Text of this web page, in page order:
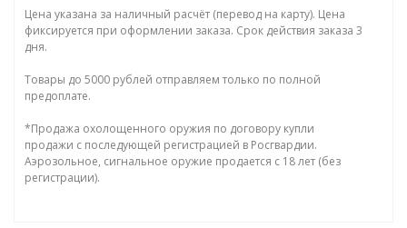
Цена указана за наличный расчёт (перевод на карту). Цена
фиксируется при оформлении заказа. Срок действия заказа 3
дня.
Товары до 5000 рублей отправляем только по полной
предоплате.
*Продажа охолощенного оружия по договору купли
продажи с последующей регистрацией в Росгвардии.
Аэрозольное, сигнальное оружие продается с 18 лет (без
регистрации).